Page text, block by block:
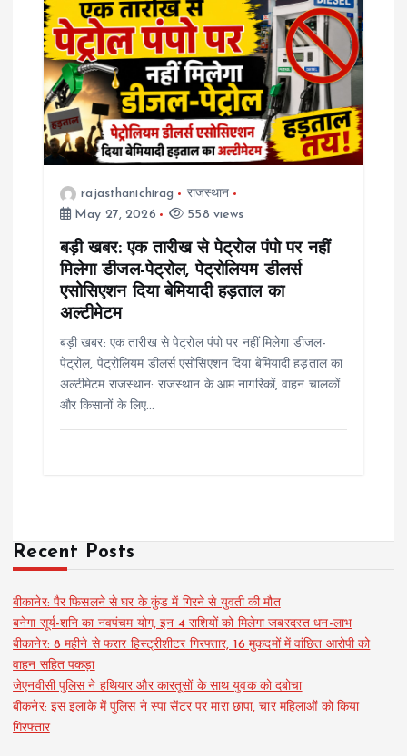
rajasthanichirag
राजस्थान
May 27, 2026
558 views
बड़ी खबर: एक तारीख से पेट्रोल पंपो पर नहीं
मिलेगा डीजल-पेट्रोल, पेट्रोलियम डीलर्स
एसोसिएशन दिया बेमियादी हड़ताल का
अल्टीमेटम
बड़ी खबर: एक तारीख से पेट्रोल पंपो पर नहीं मिलेगा डीजल-
पेट्रोल, पेट्रोलियम डीलर्स एसोसिएशन दिया बेमियादी हड़ताल का
अल्टीमेटम राजस्थान: राजस्थान के आम नागरिकों, वाहन चालकों
और किसानों के लिए…
Recent Posts
बीकानेर: पैर फिसलने से घर के कुंड में गिरने से युवती की मौत
बनेगा सूर्य-शनि का नवपंचम योग, इन 4 राशियों को मिलेगा जबरदस्त धन-लाभ
बीकानेर: 8 महीने से फरार हिस्ट्रीशीटर गिरफ्तार, 16 मुकदमों में वांछित आरोपी को
वाहन सहित पकड़ा
जेएनवीसी पुलिस ने हथियार और कारतूसों के साथ युवक को दबोचा
बीकनेर: इस इलाके में पुलिस ने स्पा सेंटर पर मारा छापा, चार महिलाओं को किया
गिरफ्तार